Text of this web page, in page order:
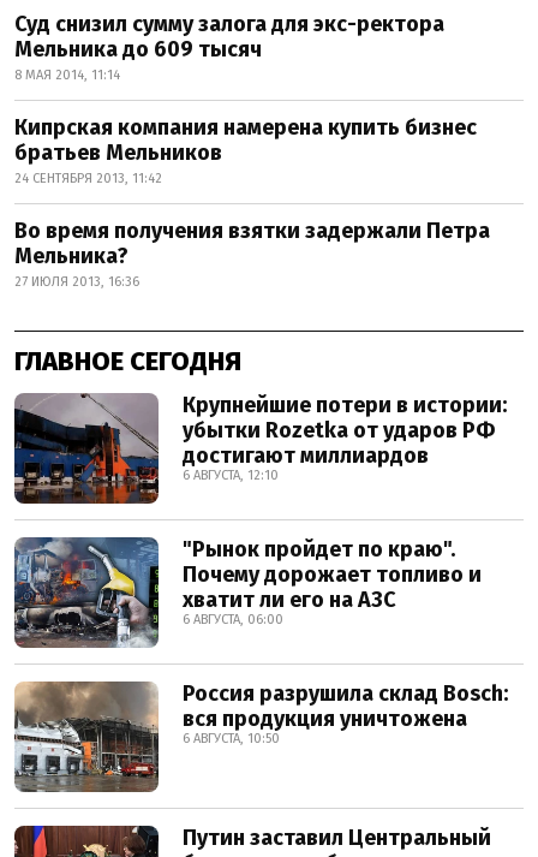
Суд снизил сумму залога для экс-ректора
Мельника до 609 тысяч
8 МАЯ 2014, 11:14
Кипрская компания намерена купить бизнес
братьев Мельников
24 СЕНТЯБРЯ 2013, 11:42
Во время получения взятки задержали Петра
Мельника?
27 ИЮЛЯ 2013, 16:36
ГЛАВНОЕ СЕГОДНЯ
Крупнейшие потери в истории:
убытки Rozetka от ударов РФ
достигают миллиардов
6 АВГУСТА, 12:10
"Рынок пройдет по краю".
Почему дорожает топливо и
хватит ли его на АЗС
6 АВГУСТА, 06:00
Россия разрушила склад Bosch:
вся продукция уничтожена
6 АВГУСТА, 10:50
Путин заставил Центральный